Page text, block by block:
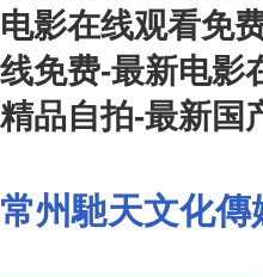
电影在线观看免
线免费-最新电影
精品自拍-最新国
常州馳天文化傳